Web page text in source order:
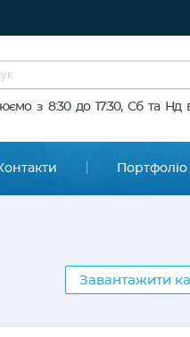
з 8:30 до 17:30, Сб та Нд
Портфоліо
Завантажити